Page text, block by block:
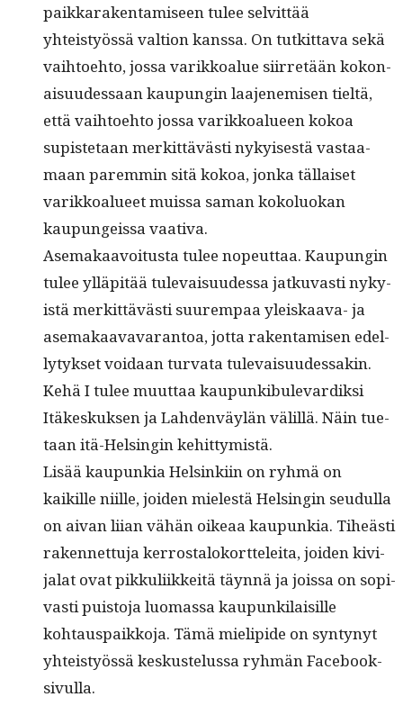
paikkarak­en­tamiseen tulee selvit­tää
yhteistyössä val­tion kanssa. On tutkit­ta­va sekä
vai­h­toe­hto, jos­sa varikkoalue siir­retään kokon­
aisu­udessaan kaupun­gin laa­jen­e­misen tieltä,
että vai­h­toe­hto jos­sa varikkoalueen kokoa
supis­te­taan merkit­tävästi nykyis­es­tä vas­taa­
maan parem­min sitä kokoa, jon­ka täl­laiset
varikkoalueet muis­sa saman kokolu­okan
kaupungeis­sa vaativa.
Ase­makaavoitus­ta tulee nopeut­taa. Kaupun­gin
tulee ylläpitää tule­vaisu­udessa jatku­vasti nyky­
istä merkit­tävästi suurem­paa yleiskaa­va- ja
ase­makaavavaran­toa, jot­ta rak­en­tamisen edel­
ly­tyk­set voidaan tur­va­ta tulevaisuudessakin.
Kehä I tulee muut­taa kaupunkibule­vardik­si
Itäkeskuk­sen ja Lah­den­väylän välil­lä. Näin tue­
taan itä-Helsin­gin kehittymistä.
Lisää kaupunkia Helsinki­in on ryh­mä on
kaikille niille, joiden mielestä Helsin­gin seudul­la
on aivan liian vähän oikeaa kaupunkia. Tiheästi
raken­net­tu­ja ker­rostaloko­rt­telei­ta, joiden kivi­
jalat ovat pikkuli­ikkeitä täyn­nä ja jois­sa on sopi­
vasti puis­to­ja luo­mas­sa kaupunki­laisille
kohtau­s­paikko­ja. Tämä mielipi­de on syn­tynyt
yhteistyössä keskustelus­sa ryh­män Facebook-
sivulla.